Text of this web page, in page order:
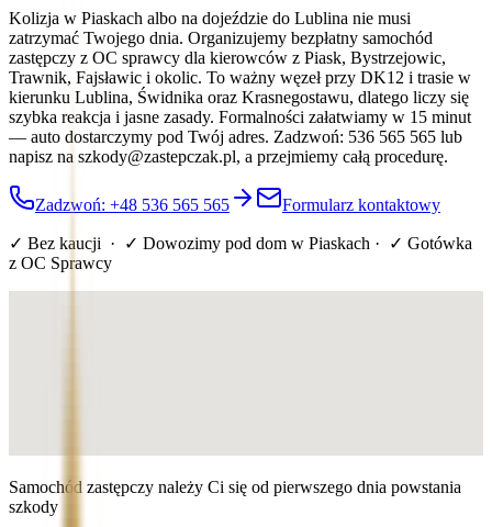
Kolizja w Piaskach albo na dojeździe do Lublina nie musi
zatrzymać Twojego dnia. Organizujemy bezpłatny samochód
zastępczy z OC sprawcy dla kierowców z Piask, Bystrzejowic,
Trawnik, Fajsławic i okolic. To ważny węzeł przy DK12 i trasie w
kierunku Lublina, Świdnika oraz Krasnegostawu, dlatego liczy się
szybka reakcja i jasne zasady. Formalności załatwiamy w 15 minut
— auto dostarczymy pod Twój adres. Zadzwoń: 536 565 565 lub
napisz na szkody@zastepczak.pl, a przejmiemy całą procedurę.
Zadzwoń: +48 536 565 565 Formularz kontaktowy
✓ Bez kaucji · ✓ Dowozimy pod dom w Piaskach · ✓ Gotówka
z OC Sprawcy
Samochód zastępczy należy Ci się od pierwszego dnia powstania
szkody